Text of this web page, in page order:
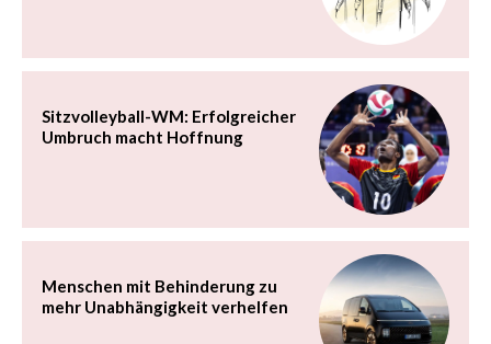
Sitzvolleyball-WM: Erfolgreicher
Umbruch macht Hoffnung
Menschen mit Behinderung zu
mehr Unabhängigkeit verhelfen